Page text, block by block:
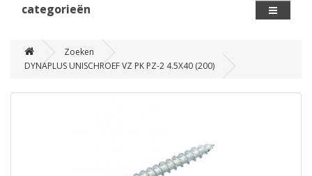
categorieën
Zoeken
DYNAPLUS UNISCHROEF VZ PK PZ-2 4.5X40 (200)